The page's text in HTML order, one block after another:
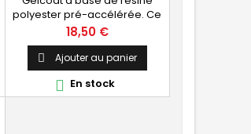
polyester pré-accélérée. Ce
produit permet d’obtenir une
finition irréprochable pour
tout projet de fabrication de
pièces composites en moule
: élément de carrosserie ou
d’un bateau, panneau plat,
Prix
18,50 €
 Ajouter au panier
 En stock